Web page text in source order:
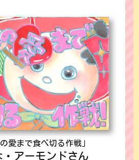
愛まで食べ切る作戦」
・アーモンドさん